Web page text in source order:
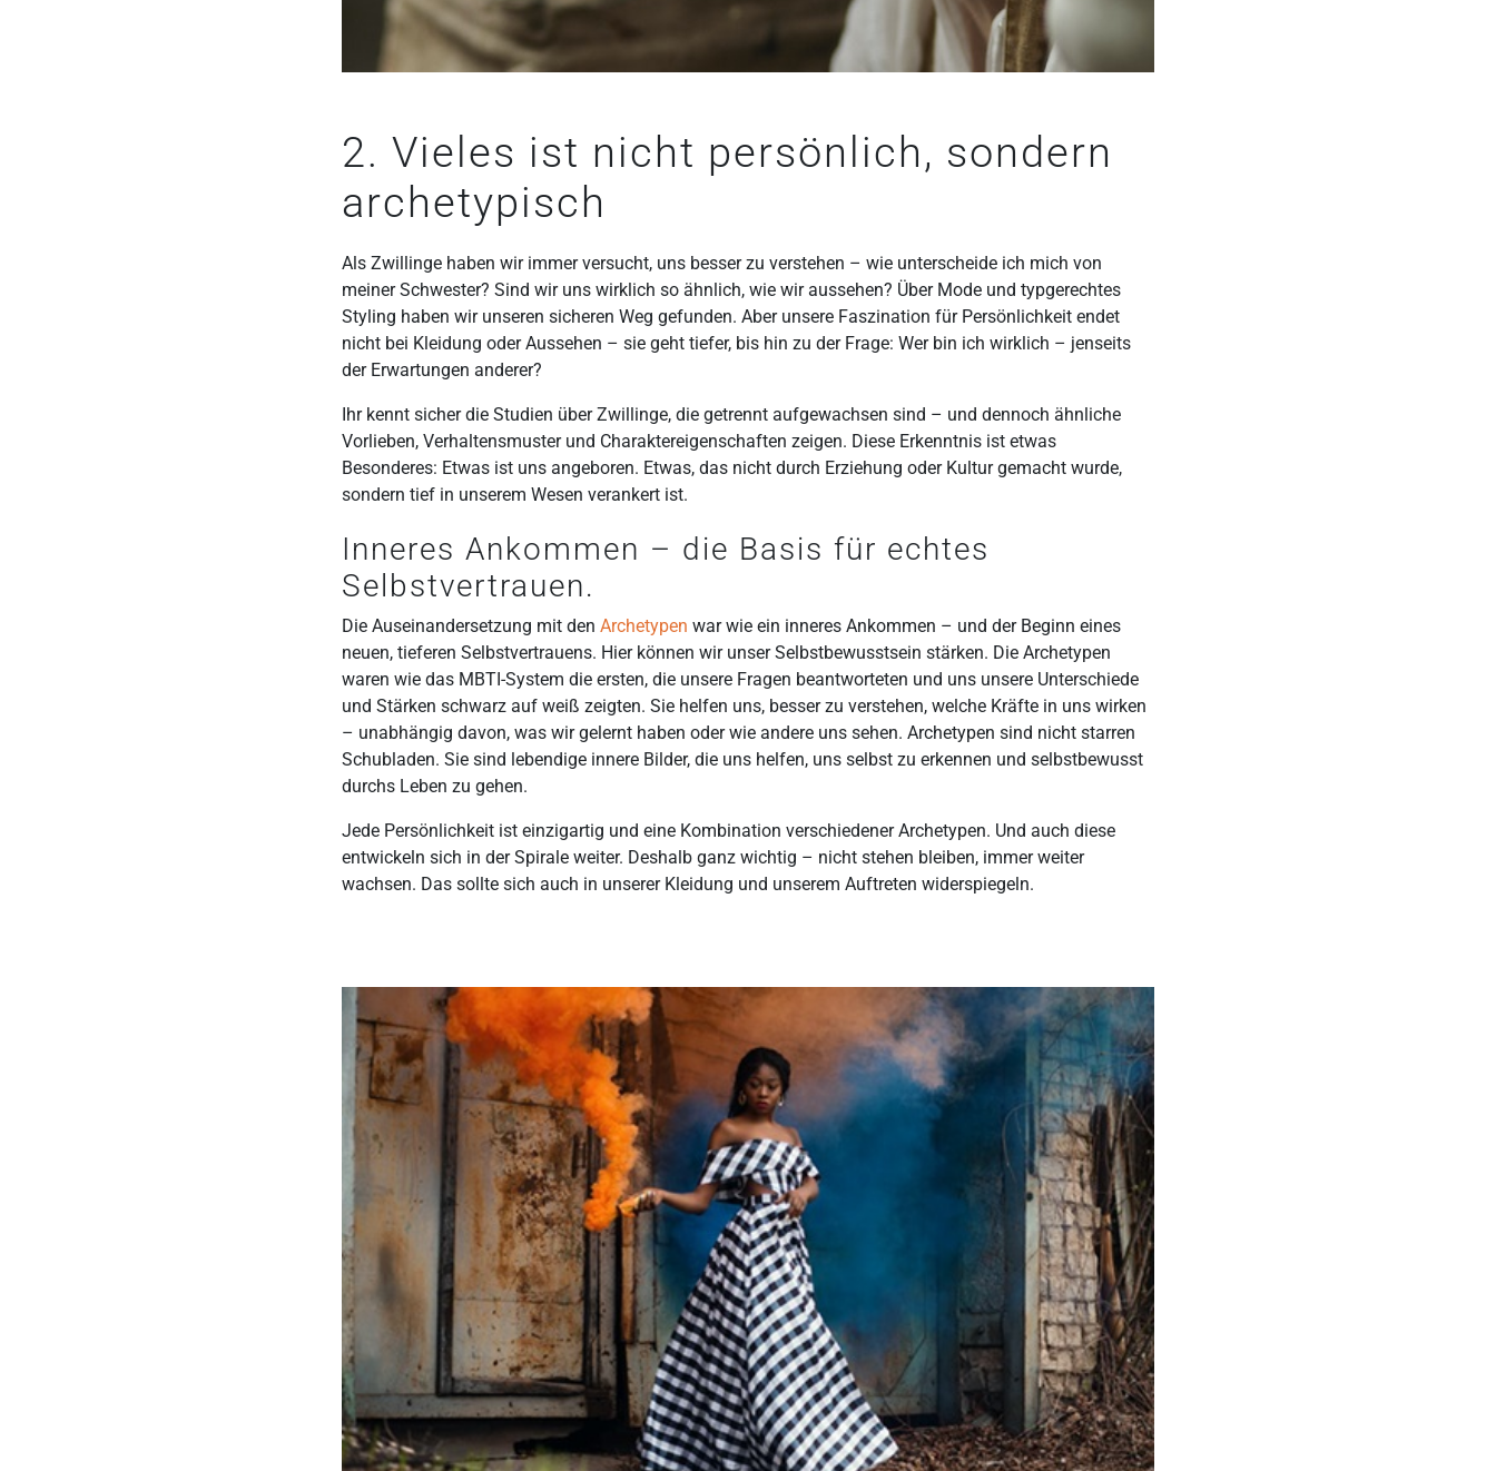
2. Vieles ist nicht persönlich, sondern
archetypisch
Als Zwillinge haben wir immer versucht, uns besser zu verstehen – wie unterscheide ich mich von
meiner Schwester? Sind wir uns wirklich so ähnlich, wie wir aussehen? Über Mode und typgerechtes
Styling haben wir unseren sicheren Weg gefunden. Aber unsere Faszination für Persönlichkeit endet
nicht bei Kleidung oder Aussehen – sie geht tiefer, bis hin zu der Frage: Wer bin ich wirklich – jenseits
der Erwartungen anderer?
Ihr kennt sicher die Studien über Zwillinge, die getrennt aufgewachsen sind – und dennoch ähnliche
Vorlieben, Verhaltensmuster und Charaktereigenschaften zeigen. Diese Erkenntnis ist etwas
Besonderes: Etwas ist uns angeboren. Etwas, das nicht durch Erziehung oder Kultur gemacht wurde,
sondern tief in unserem Wesen verankert ist.
Inneres Ankommen – die Basis für echtes
Selbstvertrauen.
Die Auseinandersetzung mit den Archetypen war wie ein inneres Ankommen – und der Beginn eines
neuen, tieferen Selbstvertrauens. Hier können wir unser Selbstbewusstsein stärken. Die Archetypen
waren wie das MBTI-System die ersten, die unsere Fragen beantworteten und uns unsere Unterschiede
und Stärken schwarz auf weiß zeigten. Sie helfen uns, besser zu verstehen, welche Kräfte in uns wirken
– unabhängig davon, was wir gelernt haben oder wie andere uns sehen. Archetypen sind nicht starren
Schubladen. Sie sind lebendige innere Bilder, die uns helfen, uns selbst zu erkennen und selbstbewusst
durchs Leben zu gehen.
Jede Persönlichkeit ist einzigartig und eine Kombination verschiedener Archetypen. Und auch diese
entwickeln sich in der Spirale weiter. Deshalb ganz wichtig – nicht stehen bleiben, immer weiter
wachsen. Das sollte sich auch in unserer Kleidung und unserem Auftreten widerspiegeln.